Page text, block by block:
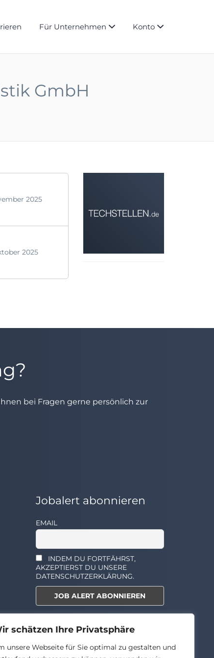
schätzen Ihre Privatsphäre
unsere Webseite für Sie optimal zu gestalten und
Für Unternehmen Konto
GmbH
2025
2025
bei Fragen gerne persönlich zur
Jobalert abonnieren
EMAIL
INDEM DU FORTFÄHRST,
AKZEPTIERST DU UNSERE
DATENSCHUTZERKLÄRUNG.
Select the widget you want to